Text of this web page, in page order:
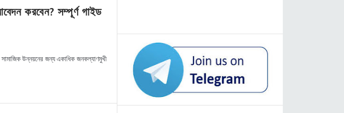
করবেন? সম্পূর্ণ গাইড
উন্নয়নের জন্য একাধিক জনকল্যাণমুখী